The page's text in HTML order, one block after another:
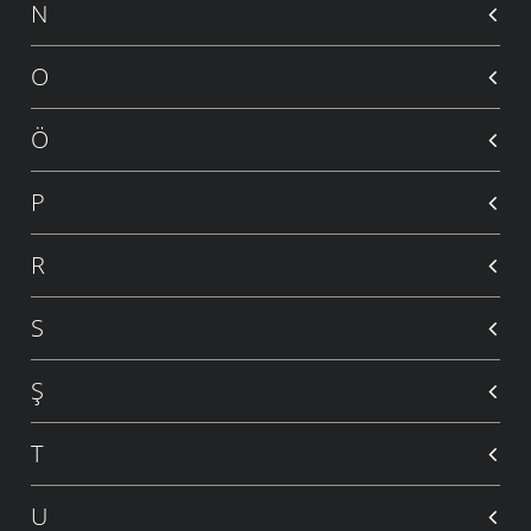
N
O
Ö
P
R
S
Ş
T
U